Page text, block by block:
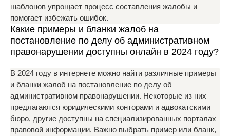
шаблонов упрощает процесс составления жалобы и
помогает избежать ошибок.
Какие примеры и бланки жалоб на
постановление по делу об административном
правонарушении доступны онлайн в 2024 году?
В 2024 году в интернете можно найти различные примеры
и бланки жалоб на постановление по делу об
административном правонарушении. Некоторые из них
предлагаются юридическими конторами и адвокатскими
бюро, другие доступны на специализированных порталах
правовой информации. Важно выбрать пример или бланк,